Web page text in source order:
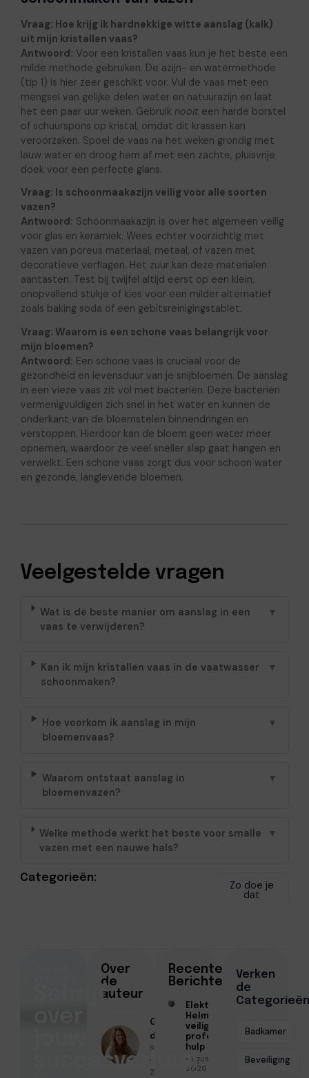
Vraag: Hoe krijg ik hardnekkige witte aanslag (kalk)
uit mijn kristallen vaas?
Antwoord: Voor een kristallen vaas kun je het beste een
milde methode gebruiken. De azijn- en watermethode
(tip 1) is hier zeer geschikt voor. Vul de vaas met een
mengsel van gelijke delen water en natuurazijn en laat
het een paar uur weken. Gebruik nooit een harde borstel
of schuurspons op kristal, omdat dit krassen kan
veroorzaken. Spoel de vaas na het weken grondig met
lauw water en droog hem af met een zachte, pluisvrije
doek voor een perfecte glans.
Vraag: Is schoonmaakazijn veilig voor alle soorten
vazen?
Antwoord: Schoonmaakazijn is over het algemeen veilig
voor glas en keramiek. Wees echter voorzichtig met
vazen van poreus materiaal, metaal, of vazen met
decoratieve verflagen. Het zuur kan deze materialen
aantasten. Test bij twijfel altijd eerst op een klein,
onopvallend stukje of kies voor een milder alternatief
zoals baking soda of een gebitsreinigingstablet.
Vraag: Waarom is een schone vaas belangrijk voor
mijn bloemen?
Antwoord: Een schone vaas is cruciaal voor de
gezondheid en levensduur van je snijbloemen. De aanslag
in een vieze vaas zit vol met bacteriën. Deze bacteriën
vermenigvuldigen zich snel in het water en kunnen de
onderkant van de bloemstelen binnendringen en
verstoppen. Hierdoor kan de bloem geen water meer
opnemen, waardoor ze veel sneller slap gaat hangen en
verwelkt. Een schone vaas zorgt dus voor schoon water
en gezonde, langlevende bloemen.
Veelgestelde vragen
Wat is de beste manier om aanslag in een
vaas te verwijderen?
▼
Kan ik mijn kristallen vaas in de vaatwasser
schoonmaken?
▼
Hoe voorkom ik aanslag in mijn
bloemenvaas?
▼
Waarom ontstaat aanslag in
bloemenvazen?
▼
Welke methode werkt het beste voor smalle
vazen met een nauwe hals?
▼
Categorieën:
Zo doe je
dat
Over
de
auteur
Geschreven
door
Sofia Mendes
● December
27, 2025
Recente
Berichten
Elektricien
Helmond voor
veilige en
professionele
hulp
Augustus 6,
2026
Verken
de
Categorieën
Badkamer
Beveiliging
Schrijf
succesverhaal